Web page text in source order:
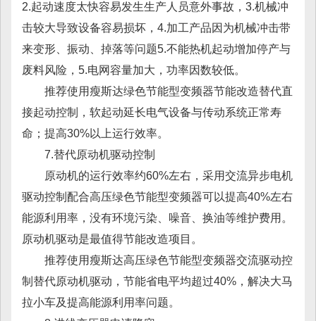
2.起动速度太快容易发生生产人员意外事故，3.机械冲
击较大导致设备容易损坏，4.加工产品因为机械冲击带
来变形、振动、掉落等问题5.不能热机起动增加停产与
废料风险，5.电网容量加大，功率因数较低。
推荐使用瘦斯达绿色节能型变频器节能改造替代直
接起动控制，软起动延长电气设备与传动系统正常寿
命；提高30%以上运行效率。
7.替代原动机驱动控制
原动机的运行效率约60%左右，采用交流异步电机
驱动控制配合高压绿色节能型变频器可以提高40%左右
能源利用率，没有环境污染、噪音、换油等维护费用。
原动机驱动是最值得节能改造项目。
推荐使用瘦斯达高压绿色节能型变频器交流驱动控
制替代原动机驱动，节能省电平均超过40%，解决大马
拉小车及提高能源利用率问题。